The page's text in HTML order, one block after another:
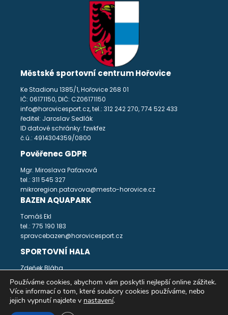
Městské sportovní centrum Hořovice
Ke Stadionu 1385/1, Hořovice 268 01
IČ: 06171150, DIČ: CZ06171150
info@horovicesport.cz, tel.: 312 242 270, 774 522 433
ředitel: Jaroslav Sedlák
ID datové schránky: fzwkfez
č.ú.: 4914304359/0800
Pověřenec GDPR
Mgr. Miroslava Paťavová
tel.: 311 545 327
mikroregion.patavova@mesto-horovice.cz
BAZEN AQUAPARK
Tomáš Ekl
tel.: 775 190 183
spravcebazen@horovicesport.cz
SPORTOVNÍ HALA
Zdeňek Bláha
tel.: 312 242 271
spravcehala@horovicesport.cz
Používáme cookies, abychom vám poskytli nejlepší online zážitek.
Více informací o tom, které soubory cookies používáme, nebo
jejich vypnutí najdete v nastavení.